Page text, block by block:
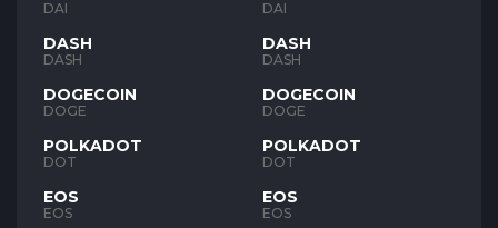
DAI
DASH
DASH
DOGECOIN
DOGE
POLKADOT
DOT
EOS
EOS
DAI
DASH
DASH
DOGECOIN
DOGE
POLKADOT
DOT
EOS
EOS